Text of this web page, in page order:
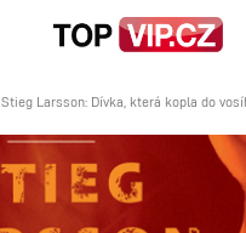
Stieg Larsson: Dívka, která kopla do